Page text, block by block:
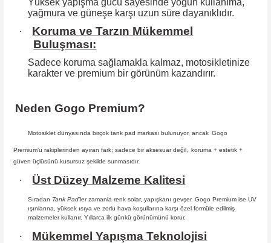
yağmura ve güneşe karşı uzun süre dayanıklıdır.
·
Koruma ve Tarzın Mükemmel
Buluşması:
Sadece koruma sağlamakla kalmaz, motosikletinize
karakter ve premium bir görünüm kazandırır.
Neden Gogo Premium?
Motosiklet dünyasında birçok tank pad markası bulunuyor, ancak Gogo
Premium’u rakiplerinden ayıran fark; sadece bir aksesuar değil,
koruma + estetik +
güven üçlüsünü kusursuz şekilde sunmasıdır.
· Üst Düzey Malzeme Kalitesi
Sıradan Tank Pad’ler zamanla renk solar, yapışkanı gevşer. Gogo Premium ise UV
ışınlarına, yüksek ısıya ve zorlu hava koşullarına karşı özel formüle edilmiş
malzemeler kullanır. Yıllarca ilk günkü görünümünü korur.
· Mükemmel Yapışma Teknolojisi